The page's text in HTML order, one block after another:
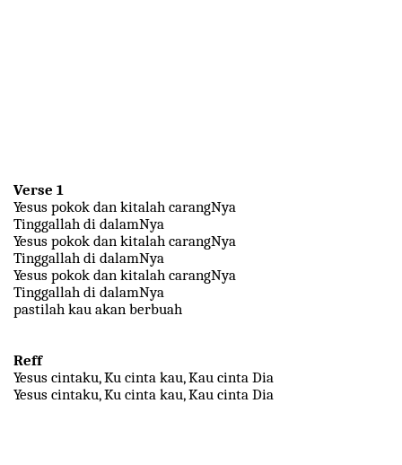
Verse 1
Yesus pokok dan kitalah carangNya
Tinggallah di dalamNya
Yesus pokok dan kitalah carangNya
Tinggallah di dalamNya
Yesus pokok dan kitalah carangNya
Tinggallah di dalamNya
pastilah kau akan berbuah
Reff
Yesus cintaku, Ku cinta kau, Kau cinta Dia
Yesus cintaku, Ku cinta kau, Kau cinta Dia